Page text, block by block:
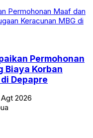
Permohonan
Biaya Korban
Depapre
2026